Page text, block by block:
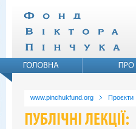
www.pinchukfund.org Проєкти